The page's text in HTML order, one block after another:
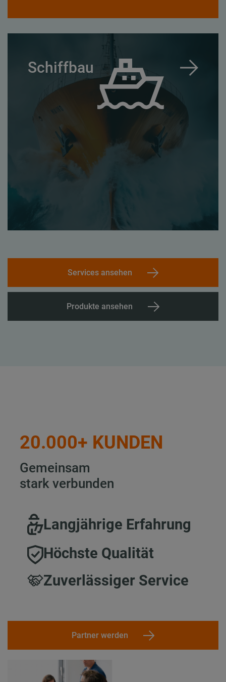
Schiffbau
Services ansehen
Produkte ansehen
20.000+ KUNDEN
Gemeinsam
stark verbunden
Langjährige Erfahrung
Höchste Qualität
Zuverlässiger Service
Partner werden